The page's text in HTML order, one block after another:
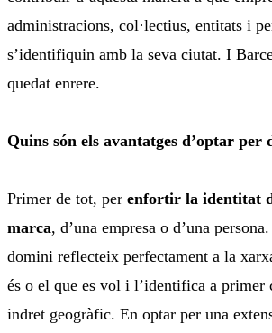
administracions, col·lectius, entitats i
s’identifiquin amb la seva ciutat. I
quedat enrere.
Quins són els avantatges d’optar per
Primer de tot, per enfortir la identitat
marca, d’una empresa o d’una
domini reflecteix perfectament a la
és o el que es vol i l’identifica a primer
indret geogràfic. En optar per una